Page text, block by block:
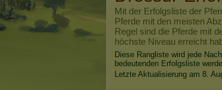
Mit der Erfolgsliste der
Pferde mit den meisten
Regel sind die Pferde mit
höchste Niveau erreicht
Diese Rangliste wird jede
bedeutenden Erfolgsliste
Letzte Aktualisierung am 8.